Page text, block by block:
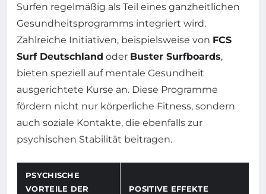
Surfen regelmäßig als Teil eines ganzheitlichen
Gesundheitsprogramms integriert wird.
Zahlreiche Initiativen, beispielsweise von FCS
Surf Deutschland oder Buster Surfboards,
bieten speziell auf mentale Gesundheit
ausgerichtete Kurse an. Diese Programme
fördern nicht nur körperliche Fitness, sondern
auch soziale Kontakte, die ebenfalls zur
psychischen Stabilität beitragen.
PSYCHISCHE
VORTEILE DER
POSITIVE EFFEKTE